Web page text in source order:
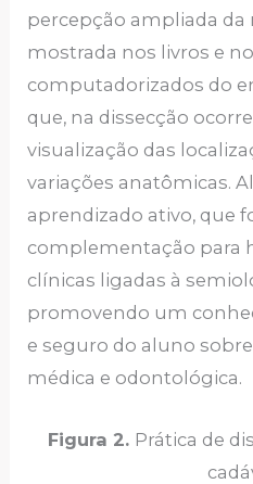
percepção ampliada da
mostrada nos livros e
computadorizados do
que, na dissecção
visualização das
variações anatômicas.
aprendizado ativo, que
complementação para
clínicas ligadas à
promovendo um
e seguro do aluno
médica e odontológica.
Figura 2. Prática de